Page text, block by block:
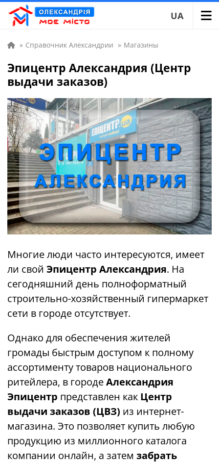
UA
» Справочник Александрии » Магазины
Эпицентр Александрия (Центр
выдачи заказов)
Многие люди часто интересуются, имеет
ли свой Эпицентр Александрия. На
сегодняшний день полноформатный
строительно-хозяйственный гипермаркет
сети в городе отсутствует.
Однако для обеспечения жителей
громады быстрым доступом к полному
ассортименту товаров национального
ритейлера, в городеАлександрия
Эпицентр представлен как Центр
выдачи заказов (ЦВЗ) из интернет-
магазина. Это позволяет купить любую
продукцию из миллионного каталога
компании онлайн, а затем забрать